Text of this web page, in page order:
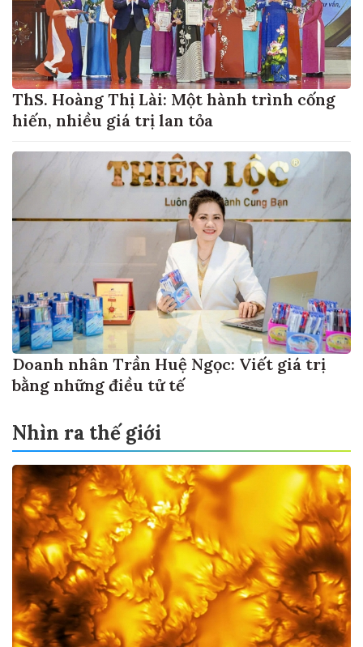
ThS. Hoàng Thị Lài: Một hành trình cống
hiến, nhiều giá trị lan tỏa
Doanh nhân Trần Huệ Ngọc: Viết giá trị
bằng những điều tử tế
Nhìn ra thế giới